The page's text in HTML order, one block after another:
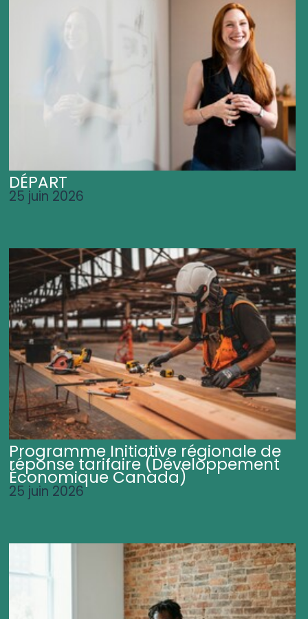
DÉPART
25 juin 2026
Programme Initiative régionale de
réponse tarifaire (Développement
Économique Canada)
25 juin 2026